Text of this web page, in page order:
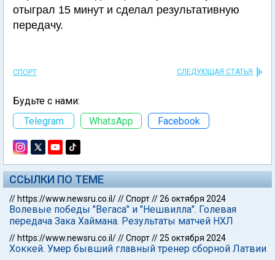
отыграл 15 минут и сделал результативную
передачу.
СПОРТ СЛЕДУЮЩАЯ СТАТЬЯ
Будьте с нами:
Telegram
WhatsApp Facebook
ССЫЛКИ ПО ТЕМЕ
// https://www.newsru.co.il///Спорт//26 октября 2024
Волевые победы "Вегаса" и "Нешвилла". Голевая
передача Зака Хаймана. Результаты матчей НХЛ
// https://www.newsru.co.il///Спорт//25 октября 2024
Хоккей. Умер бывший главный тренер сборной Латвии